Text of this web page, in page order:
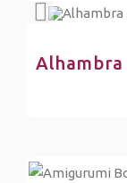
Alhambra